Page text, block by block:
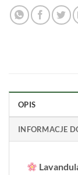
OPIS
INFORMACJE